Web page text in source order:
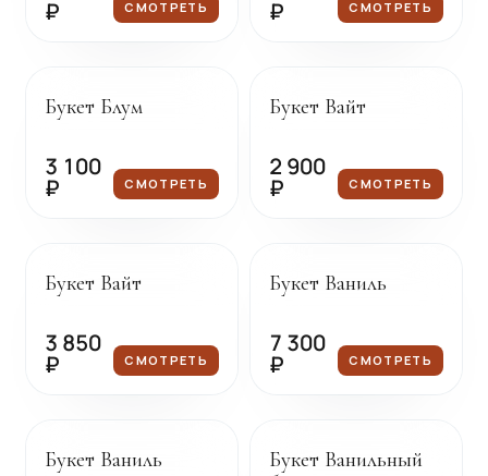
₽ СМОТРЕТЬ ₽ СМОТРЕТЬ
Букет Блум
3 100
₽ СМОТРЕТЬ
Букет Вайт
2 900
₽ СМОТРЕТЬ
Букет Вайт
3 850
₽ СМОТРЕТЬ
Букет Ваниль
7 300
₽ СМОТРЕТЬ
Букет Ваниль
Букет Ванильный